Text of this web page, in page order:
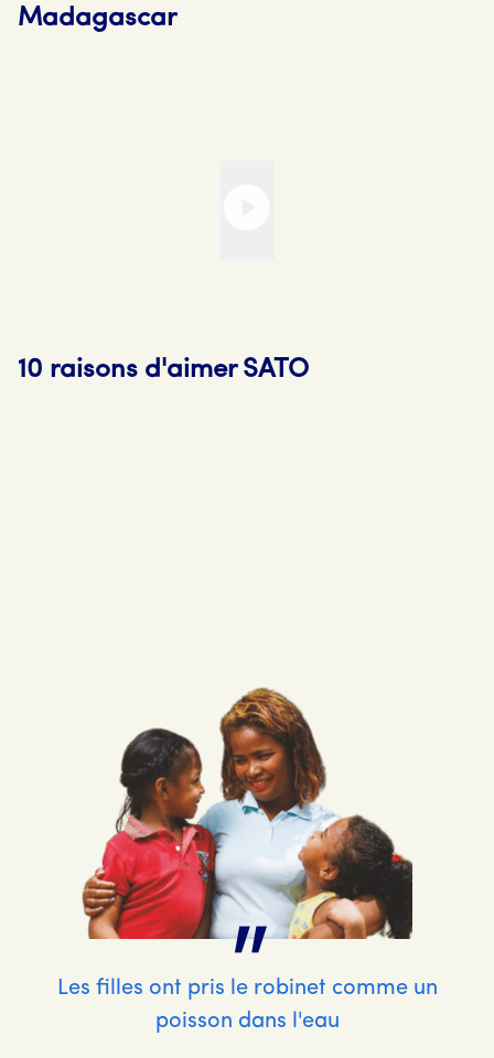
Madagascar
10 raisons d'aimer SATO
"
Les filles ont pris le robinet comme un
poisson dans l'eau